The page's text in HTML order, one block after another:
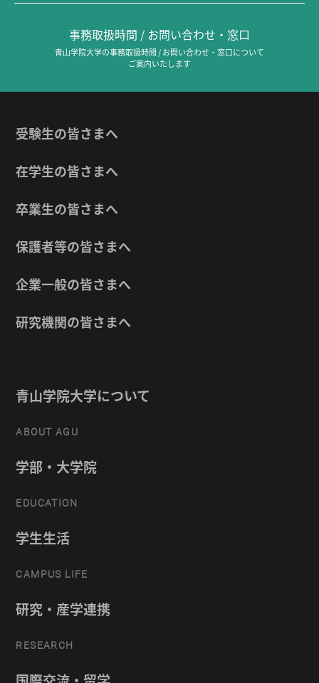
事務取扱時間 / お問い合わせ・窓口
青山学院大学の事務取扱時間 / お問い合わせ・窓口について
ご案内いたします
受験生の皆さまへ
在学生の皆さまへ
卒業生の皆さまへ
保護者等の皆さまへ
企業一般の皆さまへ
研究機関の皆さまへ
青山学院大学について
ABOUT AGU
学部・大学院
EDUCATION
学生生活
CAMPUS LIFE
研究・産学連携
RESEARCH